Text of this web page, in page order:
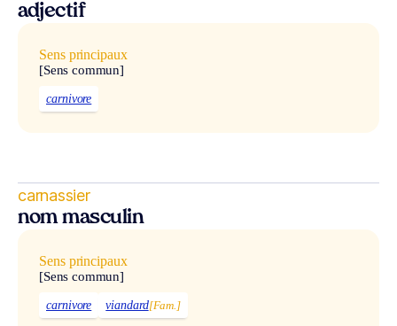
adjectif
Sens principaux
[Sens commun]
carnivore
carnassier
nom masculin
Sens principaux
[Sens commun]
carnivore viandard[Fam.]